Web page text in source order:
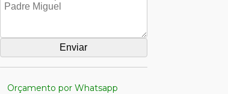
Orçamento por Whatsapp